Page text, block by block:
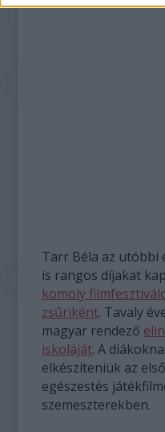
Tarr Béla az utóbbi
is rangos díjakat
komoly
zsűriként. Tavaly
magyar rendező
iskoláját. A
elkészíteniük az
egészestés
szemeszterekben.